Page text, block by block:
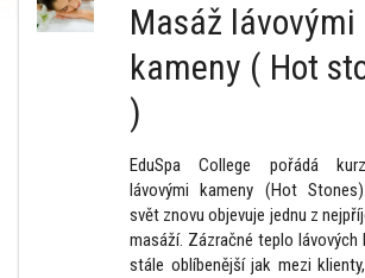
Masáž lávovými
kameny ( Hot
)
EduSpa College pořádá
lávovými kameny (Hot
svět znovu objevuje jednu z
masáží. Zázračné teplo lávových
stále oblíbenější jak mezi